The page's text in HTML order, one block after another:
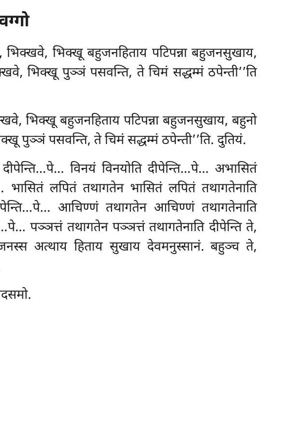
भिक्खू बहुजनहिताय पटिपन्ना बहुजनसुखाय,
भिक्खू पुञ्ञं पसवन्ति, ते चिमं सद्धम्मं ठपेन्ती’’ति
भिक्खू बहुजनहिताय पटिपन्ना बहुजनसुखाय, बहुनो
पसवन्ति, ते चिमं सद्धम्मं ठपेन्ती’’ति. दुतियं.
विनयं विनयोति दीपेन्ति…पे… अभासितं
भासितं लपितं तथागतेन भासितं लपितं तथागतेनाति
आचिण्णं तथागतेन आचिण्णं तथागतेनाति
पञ्ञत्तं तथागतेन पञ्ञत्तं तथागतेनाति दीपेन्ति ते,
अत्थाय हिताय सुखाय देवमनुस्सानं. बहुञ्च ते,